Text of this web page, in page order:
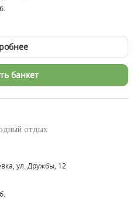
банкет
отдых
ул. Дружбы, 12